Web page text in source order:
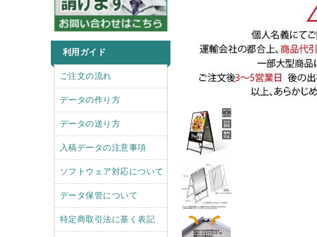
利用ガイド
r
ご注文の流れ
データの作り方
データの送り方
入稿データの注意事項
ソフトウェア対応について
データ保管について
特定商取引法に基く表記